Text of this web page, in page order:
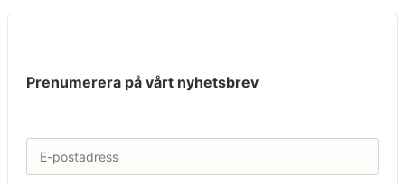
Prenumerera på vårt nyhetsbrev